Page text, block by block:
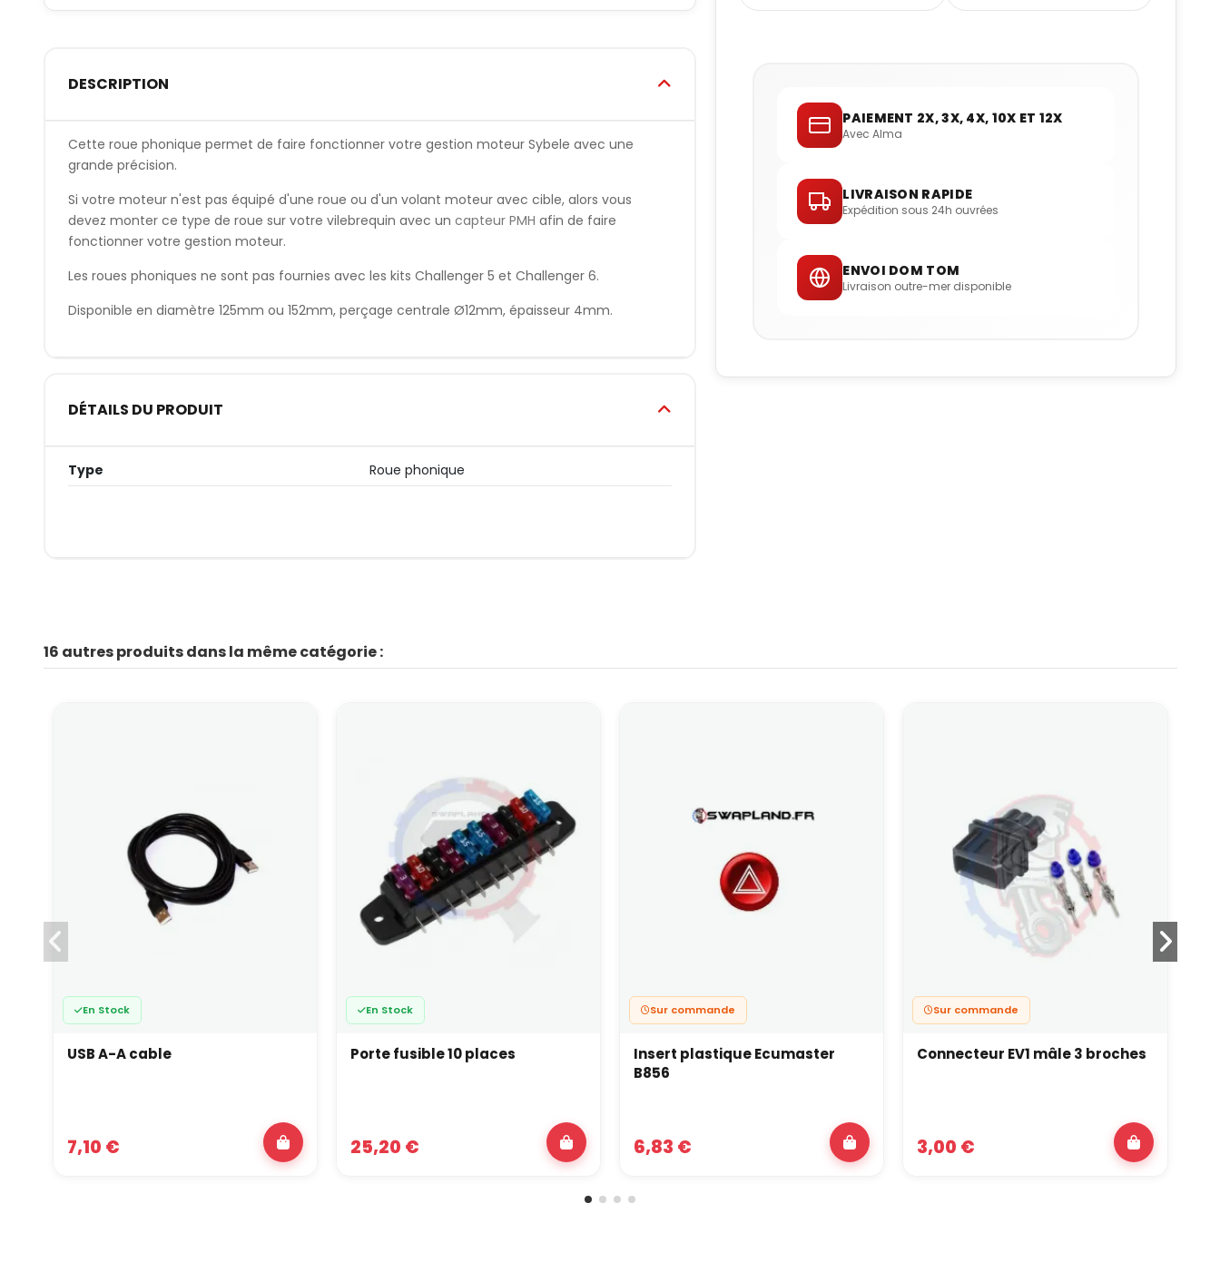
DESCRIPTION
Cette roue phonique permet de faire fonctionner votre gestion moteur Sybele avec une
grande précision.
Si votre moteur n'est pas équipé d'une roue ou d'un volant moteur avec cible, alors vous
devez monter ce type de roue sur votre vilebrequin avec un capteur PMH afin de faire
fonctionner votre gestion moteur.
Les roues phoniques ne sont pas fournies avec les kits Challenger 5 et Challenger 6.
Disponible en diamètre 125mm ou 152mm, perçage centrale Ø12mm, épaisseur 4mm.
DÉTAILS DU PRODUIT
Type Roue phonique
PAIEMENT 2X, 3X, 4X, 10X ET 12X
Avec Alma
LIVRAISON RAPIDE
Expédition sous 24h ouvrées
ENVOI DOM TOM
Livraison outre-mer disponible
16 autres produits dans la même catégorie :
En Stock
USB A-A cable
7,10 €
En Stock
Porte fusible 10 places
25,20 €
Sur commande
Insert plastique Ecumaster
B856
6,83 €
Sur commande
Connecteur EV1 mâle 3 broches
3,00 €